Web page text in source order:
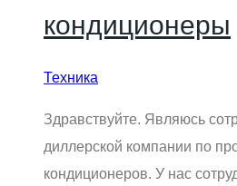
кондиционеры
Техника
Здравствуйте. Являюсь
диллерской компании по
кондиционеров. У нас